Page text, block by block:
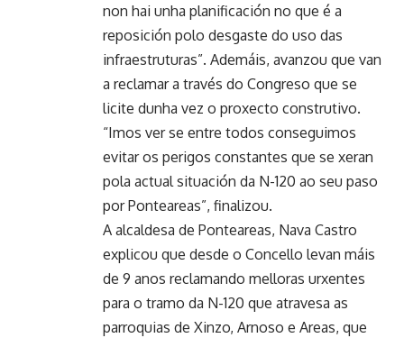
non hai unha planificación no que é a
reposición polo desgaste do uso das
infraestruturas”. Ademáis, avanzou que van
a reclamar a través do Congreso que se
licite dunha vez o proxecto construtivo.
“Imos ver se entre todos conseguimos
evitar os perigos constantes que se xeran
pola actual situación da N-120 ao seu paso
por Ponteareas”, finalizou.
A alcaldesa de Ponteareas, Nava Castro
explicou que desde o Concello levan máis
de 9 anos reclamando melloras urxentes
para o tramo da N-120 que atravesa as
parroquias de Xinzo, Arnoso e Areas, que